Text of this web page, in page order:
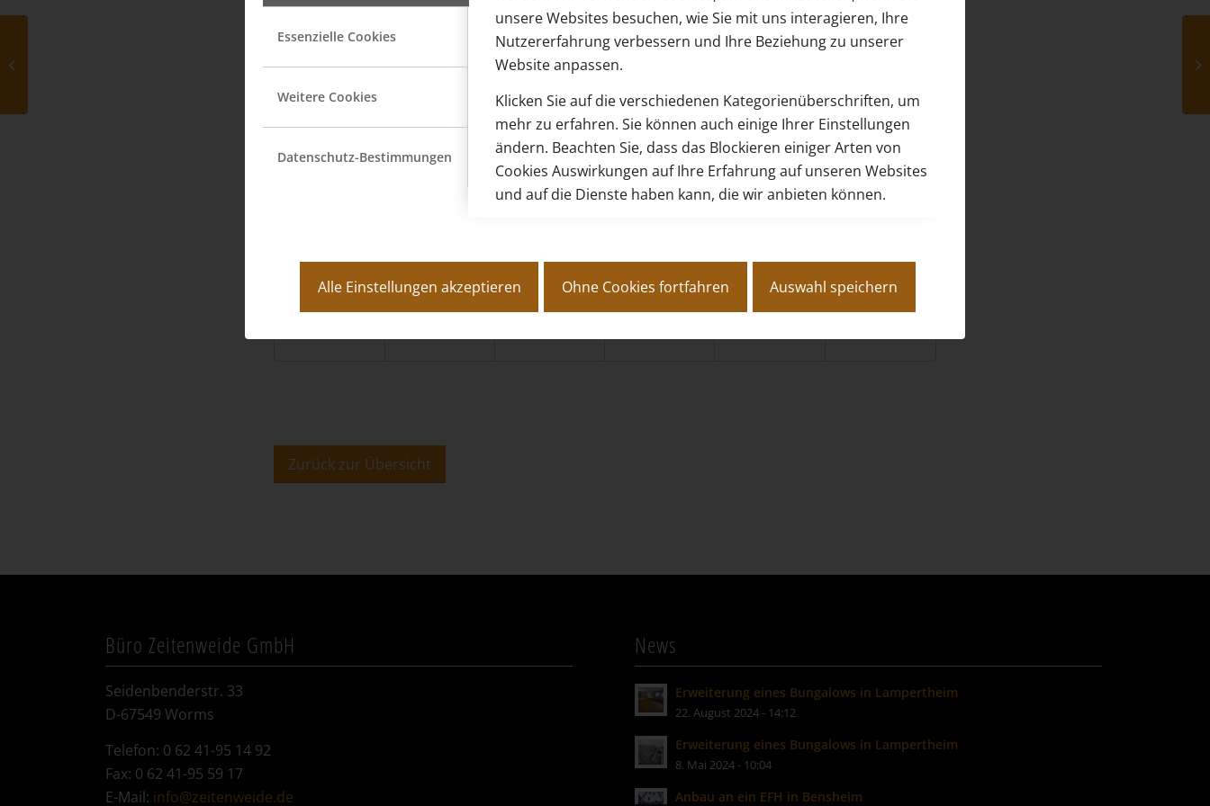
Essenzielle Cookies
Weitere Cookies
Datenschutz-Bestimmungen
unsere Websites besuchen, wie Sie mit uns interagieren, Ihre
Nutzererfahrung verbessern und Ihre Beziehung zu unserer
Website anpassen.
Klicken Sie auf die verschiedenen Kategorienüberschriften, um
mehr zu erfahren. Sie können auch einige Ihrer Einstellungen
ändern. Beachten Sie, dass das Blockieren einiger Arten von
Cookies Auswirkungen auf Ihre Erfahrung auf unseren Websites
und auf die Dienste haben kann, die wir anbieten können.
Alle Einstellungen akzeptieren Ohne Cookies fortfahren Auswahl speichern
Eintrag teilen
Zurück zur Übersicht
Büro Zeitenweide GmbH
Seidenbenderstr. 33
D-67549 Worms
Telefon: 0 62 41-95 14 92
Fax: 0 62 41-95 59 17
E-Mail: info@zeitenweide.de
News
Erweiterung eines Bungalows in Lampertheim
22. August 2024 - 14:12
Erweiterung eines Bungalows in Lampertheim
8. Mai 2024 - 10:04
Anbau an ein EFH in Bensheim